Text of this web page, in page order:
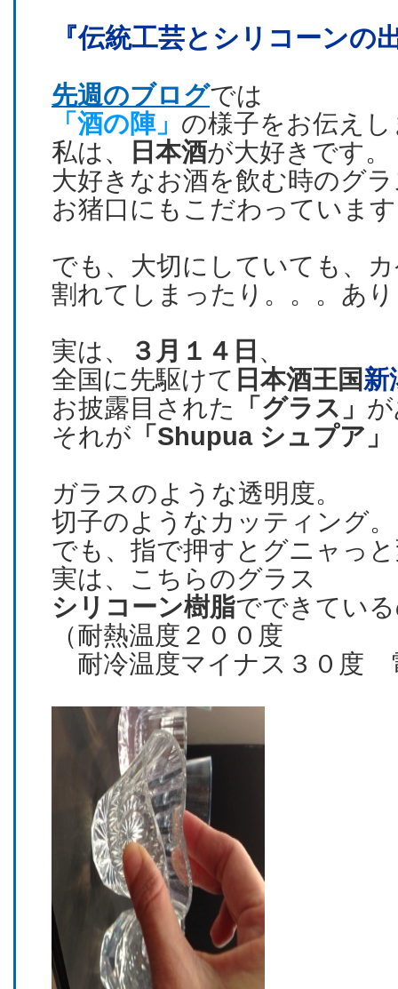
『伝統工芸とシリコーンの
先週のブログでは
「酒の陣」 の様子をお伝え
私は、
日本酒が大好きです。
大好きなお酒を飲む時のグ
お猪口にもこだわっていま
でも、大切にしていても、
割れてしまったり。。。あ
実は、
３月１４日 、
全国に先駆けて 日本酒王国新
お披露目された
「グラス」
それが 「Shupua シュプア」
ガラスのような透明度。
切子のようなカッティング。
でも、指で押すとグニャっ
実は、こちらのグラス
シリコーン樹脂でできてい
（耐熱温度２００度
耐冷温度マイナス３０度